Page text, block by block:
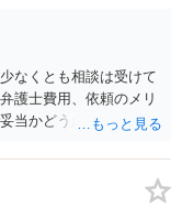
果，入院期間が延びて
能な余地があります。
金銭の請求はしませ
上記の請求は，基本的
なくとも相談は受けて
護士費用、依頼のメリ
当かどうかを即断する